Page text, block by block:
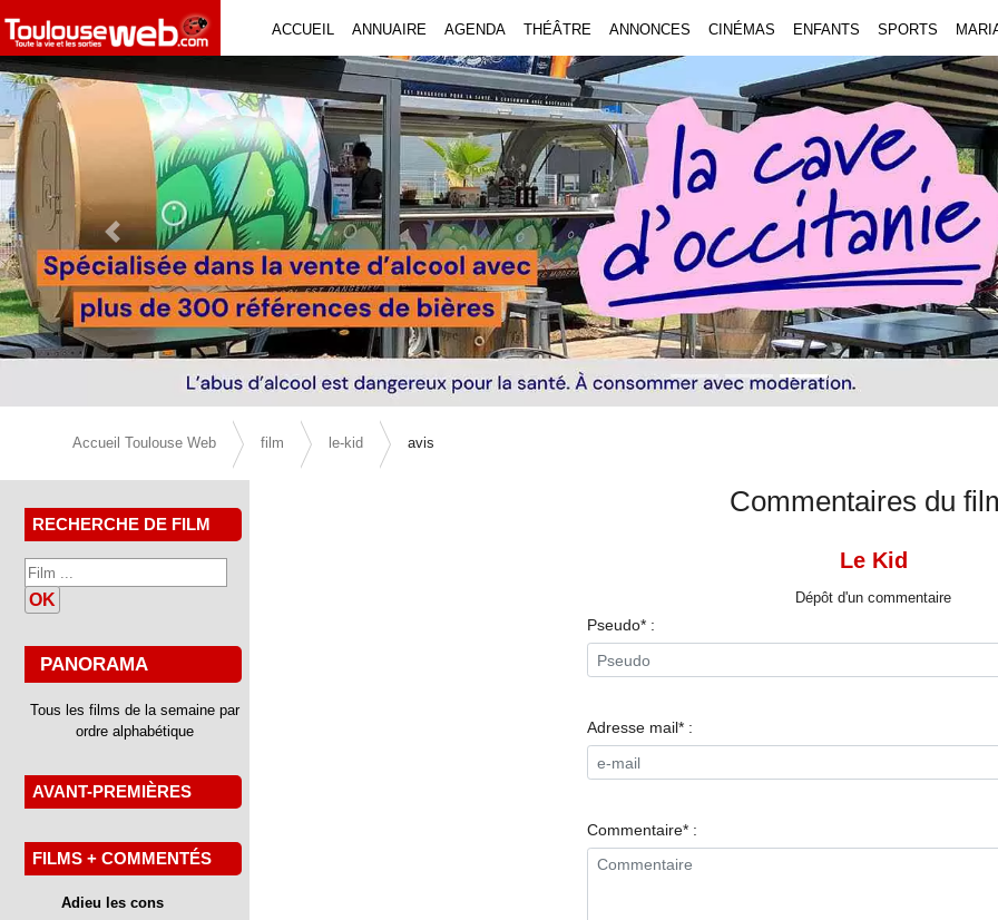
ACCUEIL ANNUAIRE AGENDA THÉÂTRE ANNONCES CINÉMAS ENFANTS SPORTS
Previous Slide
Accueil Toulouse Web film le-kid avis
RECHERCHE DE FILM
OK
PANORAMA
Tous les films de la semaine par
ordre alphabétique
AVANT-PREMIÈRES
FILMS + COMMENTÉS
Adieu les cons
Commentaires du
Le Kid
Dépôt d'un commentaire
Pseudo* :
Adresse mail* :
Commentaire* :